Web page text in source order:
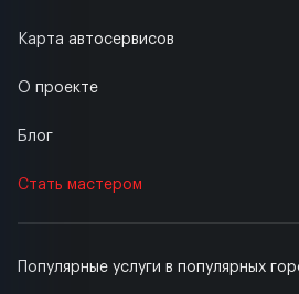
Популярные услуги в популярных
Карта автосервисов
О проекте
Блог
Стать мастером